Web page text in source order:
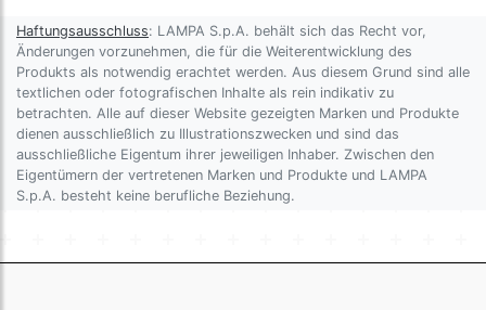
Haftungsausschluss: LAMPA S.p.A. behält sich das Recht vor,
Änderungen vorzunehmen, die für die Weiterentwicklung des
Produkts als notwendig erachtet werden. Aus diesem Grund sind alle
textlichen oder fotografischen Inhalte als rein indikativ zu
betrachten. Alle auf dieser Website gezeigten Marken und Produkte
dienen ausschließlich zu Illustrationszwecken und sind das
ausschließliche Eigentum ihrer jeweiligen Inhaber. Zwischen den
Eigentümern der vertretenen Marken und Produkte und LAMPA
S.p.A. besteht keine berufliche Beziehung.